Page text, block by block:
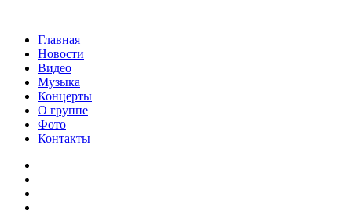
Главная
Новости
Видео
Музыка
Концерты
О группе
Фото
Контакты